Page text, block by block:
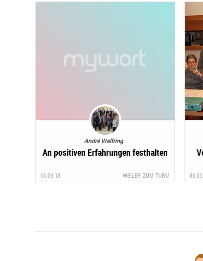
André Welfring
An positiven Erfahrungen festhalten
16.03.18 WEILER-ZUM-TURM